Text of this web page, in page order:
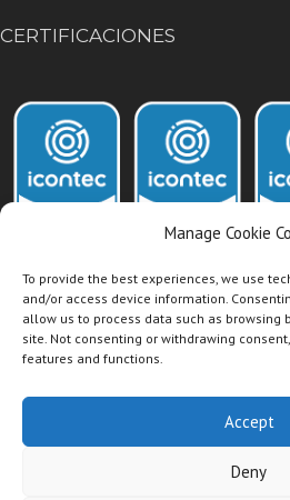
Manage Cookie
To provide the best experiences, we use
and/or access device information.
allow us to process data such as browsing
site. Not consenting or withdrawing
features and functions.
Accept
Deny
CERTIFICACIONES
Acceso Intranet